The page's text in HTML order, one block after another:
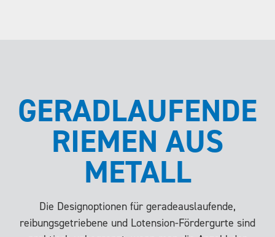
GERADLAUFENDE
RIEMEN AUS
METALL
Die Designoptionen für geradeauslaufende,
reibungsgetriebene und Lotension-Fördergurte sind